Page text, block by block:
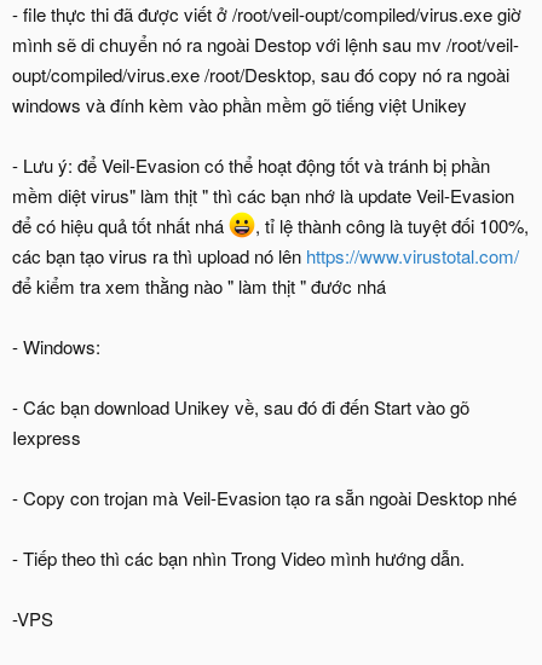
- file thực thi đã được viết ở /root/veil-oupt/compiled/virus.exe giờ
mình sẽ di chuyển nó ra ngoài Destop với lệnh sau mv /root/veil-
oupt/compiled/virus.exe /root/Desktop, sau đó copy nó ra ngoài
windows và đính kèm vào phần mềm gõ tiếng việt Unikey
- Lưu ý: để Veil-Evasion có thể hoạt động tốt và tránh bị phần
mềm diệt virus" làm thịt " thì các bạn nhớ là update Veil-Evasion
để có hiệu quả tốt nhất nhá
, tỉ lệ thành công là tuyệt đối 100%,
các bạn tạo virus ra thì upload nó lên https://www.virustotal.com/
để kiểm tra xem thằng nào " làm thịt " đước nhá
- Windows:
- Các bạn download Unikey về, sau đó đi đến Start vào gõ
Iexpress
- Copy con trojan mà Veil-Evasion tạo ra sẵn ngoài Desktop nhé
- Tiếp theo thì các bạn nhìn Trong Video mình hướng dẫn.
-VPS